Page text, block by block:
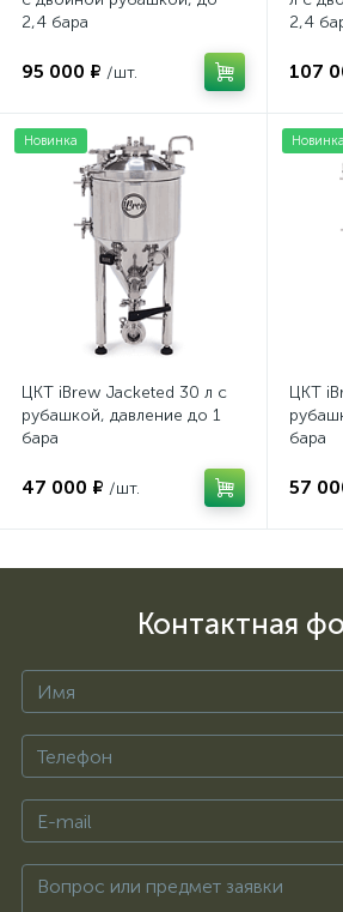
2,4 бара
95 000 ₽ /шт.
2,4
107
Новинка
ЦКТ iBrew Jacketed 30 л с
рубашкой, давление до 1
бара
47 000 ₽ /шт.
Новинка
ЦКТ
бара
57
Контактная